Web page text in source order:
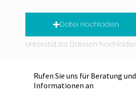
Datei Hochladen
Rufen Sie uns für Beratung und
Informationen an